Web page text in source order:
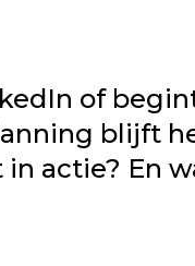
of
blijft
actie? En